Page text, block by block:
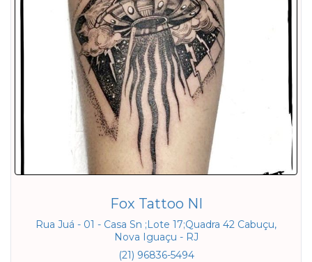
Fox Tattoo NI
Rua Juá - 01 - Casa Sn ;Lote 17;Quadra 42 Cabuçu,
Nova Iguaçu - RJ
(21) 96836-5494